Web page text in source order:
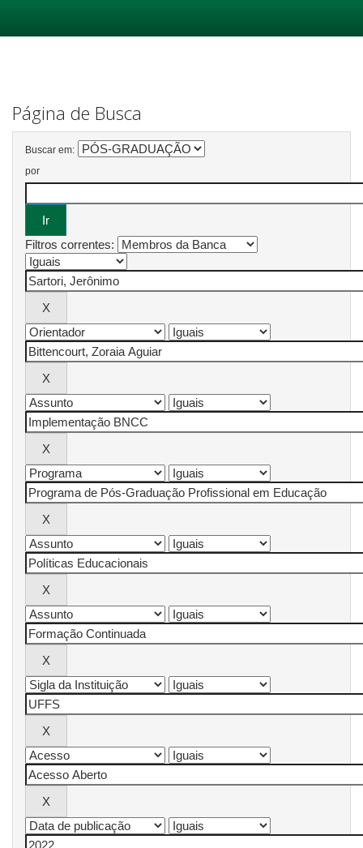
Página de Busca
Buscar em:
por
Filtros correntes: